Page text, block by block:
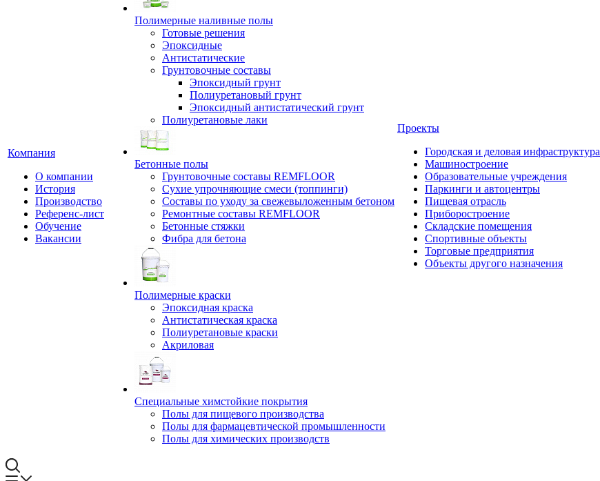
Компания
О компании
История
Производство
Референс-лист
Обучение
Вакансии
Полимерные наливные полы
Готовые решения
Эпоксидные
Антистатические
Грунтовочные составы
Эпоксидный грунт
Полиуретановый грунт
Эпоксидный антистатический грунт
Полиуретановые лаки
Бетонные полы
Грунтовочные составы REMFLOOR
Сухие упрочняющие смеси (топпинги)
Составы по уходу за свежевыложенным бетоном
Ремонтные составы REMFLOOR
Бетонные стяжки
Фибра для бетона
Полимерные краски
Эпоксидная краска
Антистатическая краска
Полиуретановые краски
Акриловая
Специальные химстойкие покрытия
Полы для пищевого производства
Полы для фармацевтической промышленности
Полы для химических производств
Проекты
Городская и деловая инфраструктура
Машиностроение
Образовательные учреждения
Паркинги и автоцентры
Пищевая отрасль
Приборостроение
Складские помещения
Спортивные объекты
Торговые предприятия
Объекты другого назначения